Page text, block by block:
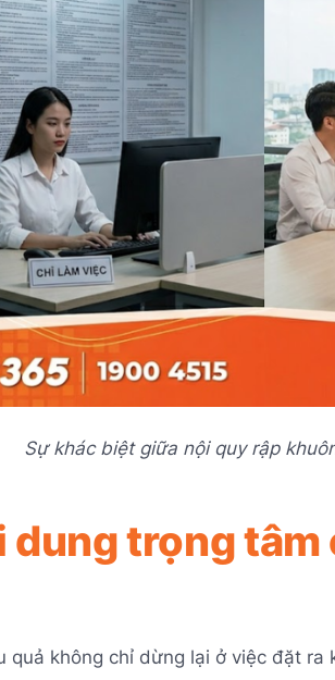
Sự khác biệt giữa nội quy rập
dung trọng tâm
quả không chỉ dừng lại ở việc đặt